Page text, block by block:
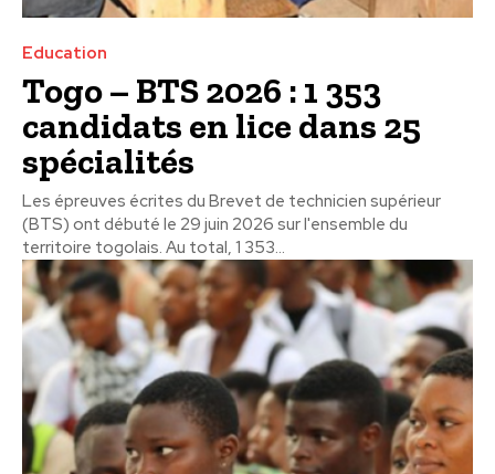
Education
Togo – BTS 2026 : 1 353
candidats en lice dans 25
spécialités
Les épreuves écrites du Brevet de technicien supérieur
(BTS) ont débuté le 29 juin 2026 sur l'ensemble du
territoire togolais. Au total, 1 353...